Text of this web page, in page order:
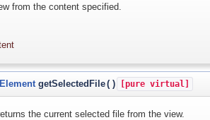
from the content specified.
getSelectedFile( ) [pure virtual]
the current selected file from the view.